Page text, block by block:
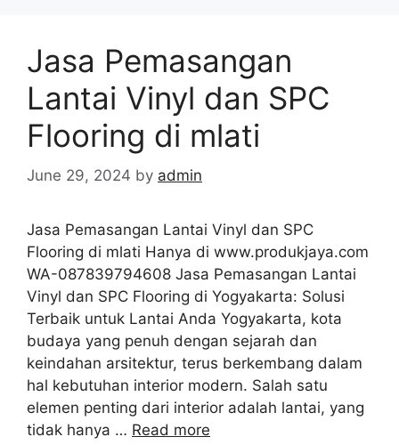
Jasa Pemasangan
Lantai Vinyl dan SPC
Flooring di mlati
June 29, 2024 by admin
Jasa Pemasangan Lantai Vinyl dan SPC
Flooring di mlati Hanya di www.produkjaya.com
WA-087839794608 Jasa Pemasangan Lantai
Vinyl dan SPC Flooring di Yogyakarta: Solusi
Terbaik untuk Lantai Anda Yogyakarta, kota
budaya yang penuh dengan sejarah dan
keindahan arsitektur, terus berkembang dalam
hal kebutuhan interior modern. Salah satu
elemen penting dari interior adalah lantai, yang
tidak hanya … Read more